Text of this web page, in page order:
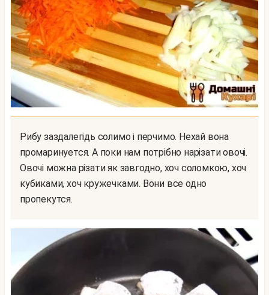
Рибу заздалегідь солимо і перчимо. Нехай вона
промаринуется. А поки нам потрібно нарізати овочі.
Овочі можна різати як завгодно, хоч соломкою, хоч
кубиками, хоч кружечками. Вони все одно
пропекутся.